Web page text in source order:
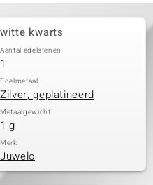
kwarts
Aantal edelstenen
1
Edelmetaal
Zilver, geplatineerd
Metaalgewicht
1 g
Merk
Juwelo